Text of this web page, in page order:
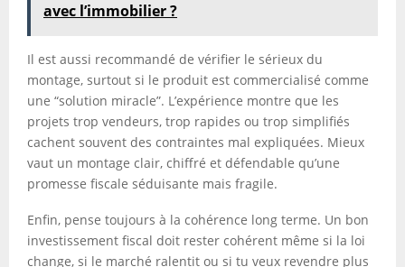
avec l’immobilier ?
Il est aussi recommandé de vérifier le sérieux du
montage, surtout si le produit est commercialisé comme
une “solution miracle”. L’expérience montre que les
projets trop vendeurs, trop rapides ou trop simplifiés
cachent souvent des contraintes mal expliquées. Mieux
vaut un montage clair, chiffré et défendable qu’une
promesse fiscale séduisante mais fragile.
Enfin, pense toujours à la cohérence long terme. Un bon
investissement fiscal doit rester cohérent même si la loi
change, si le marché ralentit ou si tu veux revendre plus